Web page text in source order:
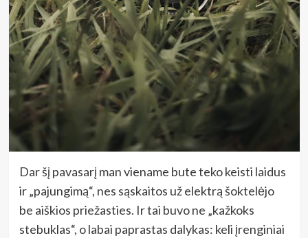
Dar šį pavasarį man viename bute teko keisti laidus
ir „pajungimą“, nes sąskaitos už elektrą šoktelėjo
be aiškios priežasties. Ir tai buvo ne „kažkoks
stebuklas“, o labai paprastas dalykas: keli įrenginiai